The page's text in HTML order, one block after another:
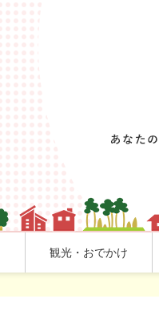
観光・おでかけ